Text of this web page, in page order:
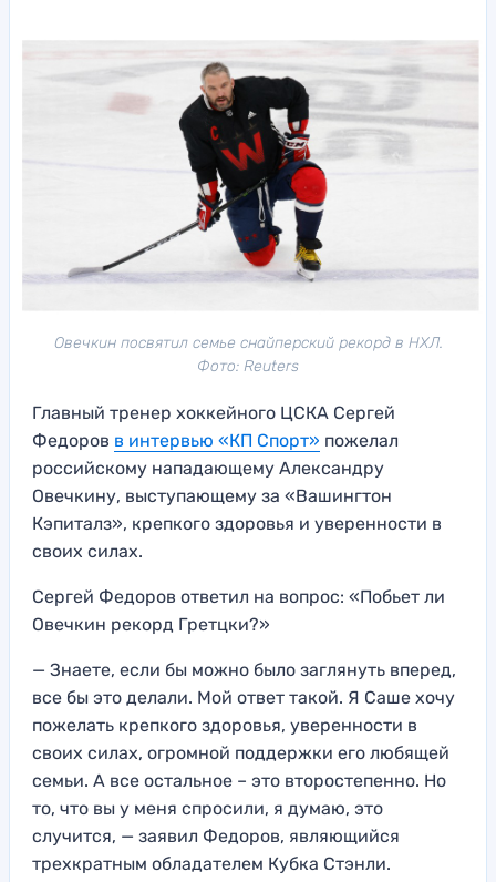
Овечкин посвятил семье снайперский рекорд в НХЛ.
Фото: Reuters
Главный тренер хоккейного ЦСКА Сергей
Федоров в интервью «КП Спорт» пожелал
российскому нападающему Александру
Овечкину, выступающему за «Вашингтон
Кэпиталз», крепкого здоровья и уверенности в
своих силах.
Сергей Федоров ответил на вопрос: «Побьет ли
Овечкин рекорд Гретцки?»
— Знаете, если бы можно было заглянуть вперед,
все бы это делали. Мой ответ такой. Я Саше хочу
пожелать крепкого здоровья, уверенности в
своих силах, огромной поддержки его любящей
семьи. А все остальное – это второстепенно. Но
то, что вы у меня спросили, я думаю, это
случится, — заявил Федоров, являющийся
трехкратным обладателем Кубка Стэнли.